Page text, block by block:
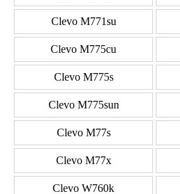
Clevo M771su
Clevo M775cu
Clevo M775s
Clevo M775sun
Clevo M77s
Clevo M77x
Clevo W760k